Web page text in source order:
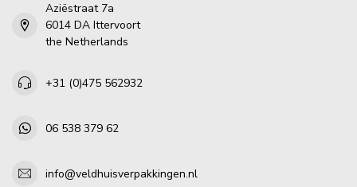
Aziëstraat 7a
6014 DA Ittervoort
the Netherlands
+31 (0)475 562932
06 538 379 62
info@veldhuisverpakkingen.nl